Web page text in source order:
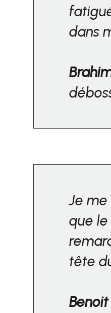
dans
Je me
que le
tête
Benoit